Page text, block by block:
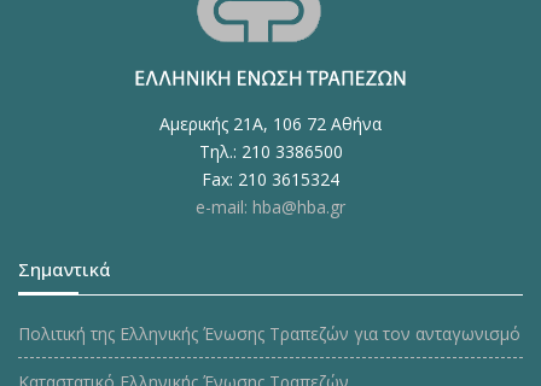
Αμερικής 21Α, 106 72 Αθήνα
Τηλ.: 210 3386500
Fax: 210 3615324
e-mail: hba@hba.gr
Σημαντικά
Πολιτική της Ελληνικής Ένωσης Τραπεζών για τον ανταγωνισμό
Καταστατικό Ελληνικής Ένωσης Τραπεζών